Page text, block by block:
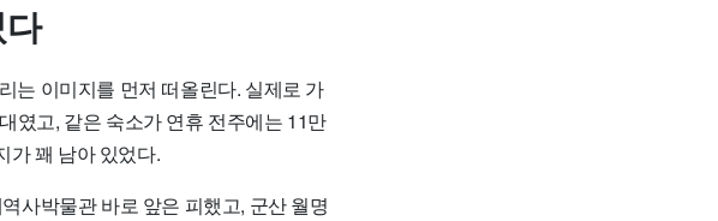
는 이미지를 먼저 떠올린다. 실제로 가
였고, 같은 숙소가 연휴 전주에는 11만
가 꽤 남아 있었다.
사박물관 바로 앞은 피했고, 군산 월명